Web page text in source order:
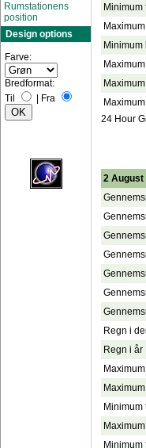
Rumstationens
position
Design options
Farve:
Bredformat:
Til
Fra
Minimum
Minimum
24 Hour
2
Regn i
Regn i år
Minimum
Minimum